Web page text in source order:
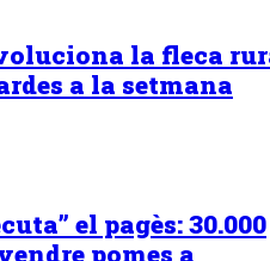
la fleca
a la setmana
el pagès: 30.000
pomes a